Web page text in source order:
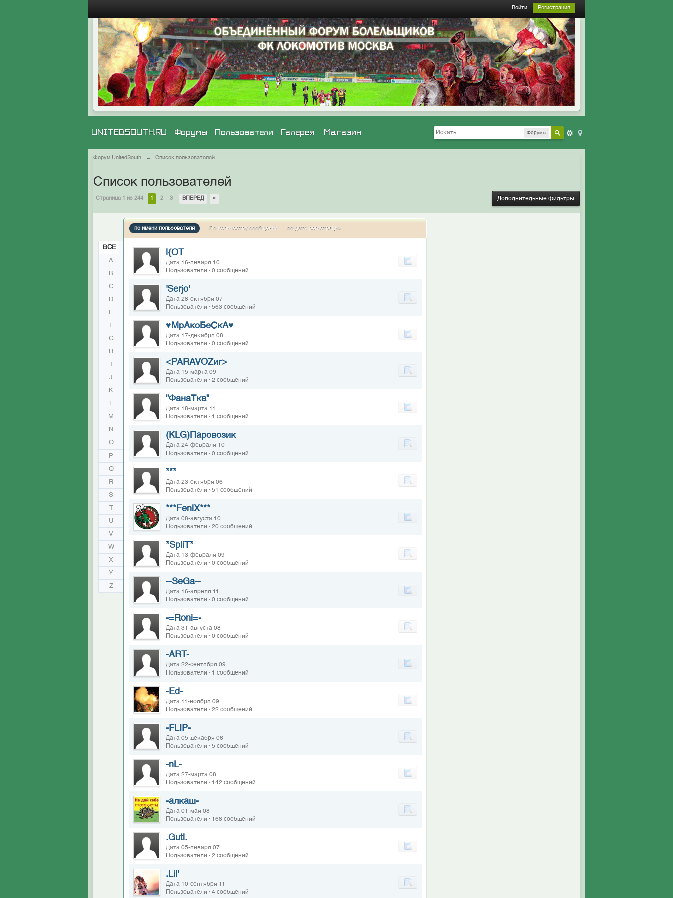
Войти Регистрация
Форумы
UNITEDSOUTH.RU Галерея Магазин
Форумы Пользователи
Форум UnitedSouth → Список пользователей
Список пользователей
Страница 1 из 244 1 2 3 ВПЕРЕД » Дополнительные фильтры
ВСЕ
A
B
C
D
E
F
G
H
J
K
L
M
N
O
P
Q
R
S
T
U
V
W
X
Y
Z
по имени пользователя По количеству сообщений по дате регистрации
|{OT
Дата 16-января 10
Пользователи · 0 сообщений
'Serjo'
Дата 28-октября 07
Пользователи · 563 сообщений
♥МрАкоБеСкА♥
Дата 17-декабря 08
Пользователи · 0 сообщений
<PARAVOZиг>
Дата 15-марта 09
Пользователи · 2 сообщений
"ФанаТка"
Дата 18-марта 11
Пользователи · 1 сообщений
(KLG)Паровозик
Дата 24-февраля 10
Пользователи · 0 сообщений
***
Дата 23-октября 06
Пользователи · 51 сообщений
***FeniX***
Дата 08-августа 10
Пользователи · 20 сообщений
*SpliT*
Дата 13-февраля 09
Пользователи · 0 сообщений
--SeGa--
Дата 16-апреля 11
Пользователи · 0 сообщений
-=Roni=-
Дата 31-августа 08
Пользователи · 0 сообщений
-ART-
Дата 22-сентября 09
Пользователи · 1 сообщений
-Ed-
Дата 11-ноября 09
Пользователи · 22 сообщений
-FLIP-
Дата 05-декабря 06
Пользователи · 5 сообщений
-nL-
Дата 27-марта 08
Пользователи · 142 сообщений
-алкаш-
Дата 01-мая 08
Пользователи · 168 сообщений
.Guti.
Дата 05-января 07
Пользователи · 2 сообщений
.Lil'
Дата 10-сентября 11
Пользователи · 4 сообщений